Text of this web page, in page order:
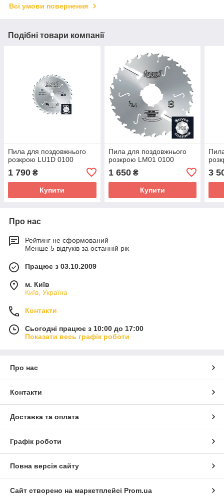
Всі умови повернення
Подібні товари компанії
Пила для поздовжнього
розкрою LU1D 0100
1 790 ₴
Купити
Пила для поздовжнього
розкрою LM01 0100
1 650₴
Купити
3
Про нас
Рейтинг не сформований
Менше 5 відгуків за останній рік
Працює з 03.10.2009
м. Київ
Київ, Україна
Контакти
Сьогодні працює з 10:00 до 17:00
Показати весь графік роботи
Про нас
Контакти
Доставка та оплата
Графік роботи
Повна версія сайту
Сайт створено на маркетплейсі Prom.ua